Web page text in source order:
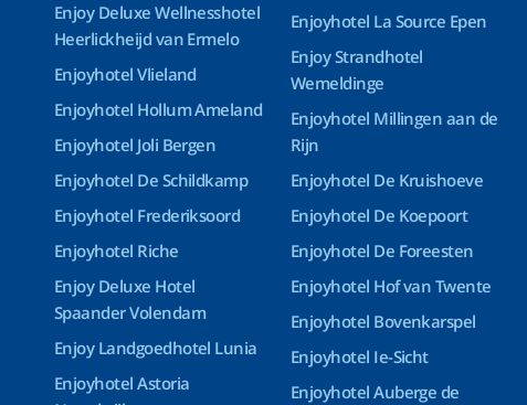
Enjoy Deluxe Wellnesshotel
Heerlickheijd van Ermelo
Enjoyhotel Vlieland
Enjoyhotel Hollum Ameland
Enjoyhotel Joli Bergen
Enjoyhotel De Schildkamp
Enjoyhotel Frederiksoord
Enjoyhotel Riche
Enjoy Deluxe Hotel
Spaander Volendam
Enjoy Landgoedhotel Lunia
Enjoyhotel Astoria
Enjoyhotel La Source Epen
Enjoy Strandhotel
Wemeldinge
Enjoyhotel Millingen aan de
Rijn
Enjoyhotel De Kruishoeve
Enjoyhotel De Koepoort
Enjoyhotel De Foreesten
Enjoyhotel Hof van Twente
Enjoyhotel Bovenkarspel
Enjoyhotel Ie-Sicht
Enjoyhotel Auberge de